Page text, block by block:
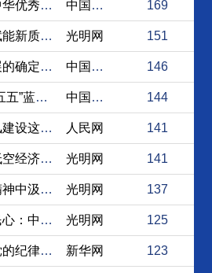
高质量推进中华优秀传统文化... 中国社会科学网 169
以自主创新赋能新质生产力发展 光明网 151
以高质量发展的确定性应对外... 中国理论网 146
科学擘画“十五五”蓝图，推... 中国理论网 144
持续擦亮作风建设这张“金色... 人民网 141
以法治助推低空经济高质量发展 光明网 141
从伟大抗战精神中汲取奋斗前... 光明网 137
砥柱中流聚民心：中国共产党... 光明网 125
新时代加强党的纪律建设的三... 新华网 123